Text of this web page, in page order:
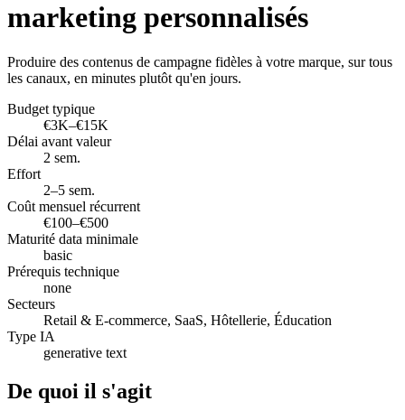
marketing personnalisés
Produire des contenus de campagne fidèles à votre marque, sur tous
les canaux, en minutes plutôt qu'en jours.
Budget typique
€3K–€15K
Délai avant valeur
2 sem.
Effort
2–5 sem.
Coût mensuel récurrent
€100–€500
Maturité data minimale
basic
Prérequis technique
none
Secteurs
Retail & E-commerce, SaaS, Hôtellerie, Éducation
Type IA
generative text
De quoi il s'agit